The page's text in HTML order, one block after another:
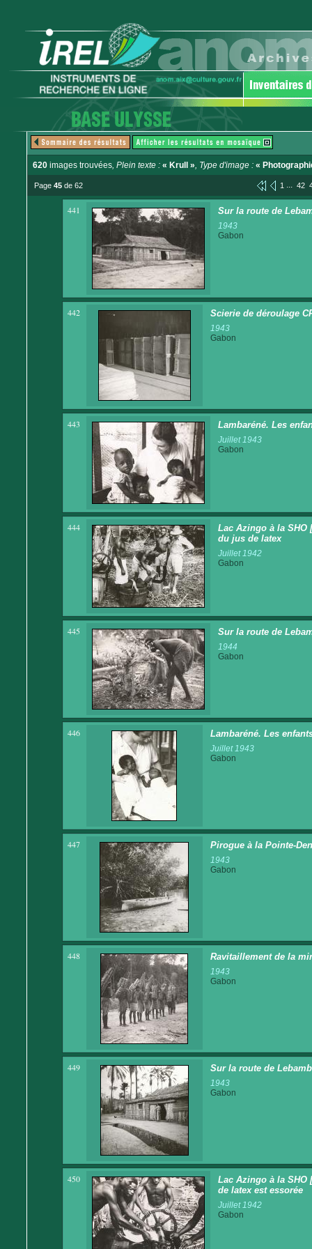
620 images trouvées, Plein texte : « Krull », Type d'image : «
Page 45 de 62 1 ... 42
441 Sur la route de
1943
Gabon
442 Scierie de déroulage
1943
Gabon
443 Lambaréné. Les
Juillet 1943
Gabon
444
Lac Azingo à la SHO
du jus de latex
Juillet 1942
Gabon
445 Sur la route de
1944
Gabon
446 Lambaréné. Les
Juillet 1943
Gabon
447 Pirogue à la Pointe-
1943
Gabon
448 Ravitaillement de la
1943
Gabon
449 Sur la route de
1943
Gabon
450
Lac Azingo à la SHO
de latex est essorée
Juillet 1942
Gabon